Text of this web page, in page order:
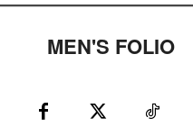
MEN'S FOLIO